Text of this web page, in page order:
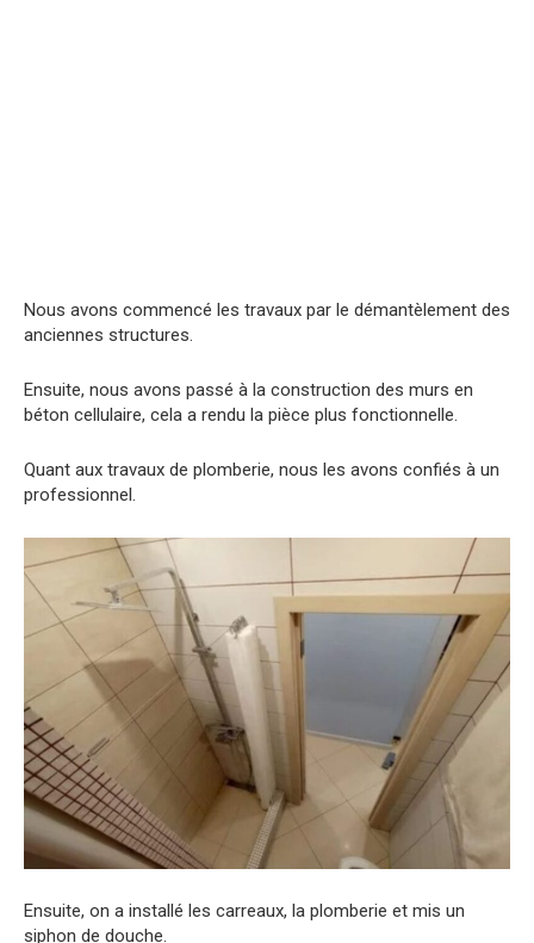
Nous avons commencé les travaux par le démantèlement des
anciennes structures.
Ensuite, nous avons passé à la construction des murs en
béton cellulaire, cela a rendu la pièce plus fonctionnelle.
Quant aux travaux de plomberie, nous les avons confiés à un
professionnel.
Ensuite, on a installé les carreaux, la plomberie et mis un
siphon de douche.